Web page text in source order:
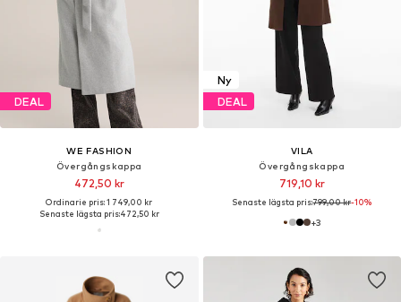
DEAL
WE FASHION
Övergångskappa
472,50 kr
Ordinarie pris: 1 749,00 kr
Senaste lägsta pris:472,50 kr
Ny
DEAL
VILA
Övergångskappa
719,10 kr
Senaste lägsta pris:799,00 kr-10%
+3